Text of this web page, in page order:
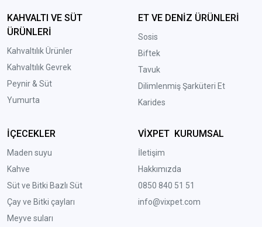
KAHVALTI VE SÜT
ÜRÜNLERİ
Kahvaltılık Ürünler
Kahvaltılık Gevrek
Peynir & Süt
Yumurta
ET VE DENİZ ÜRÜNLERİ
Sosis
Biftek
Tavuk
Dilimlenmiş Şarküteri Et
Karides
İÇECEKLER
Maden suyu
Kahve
Süt ve Bitki Bazlı Süt
Çay ve Bitki çayları
Meyve suları
VİXPET KURUMSAL
İletişim
Hakkımızda
0850 840 51 51
info@vixpet.com